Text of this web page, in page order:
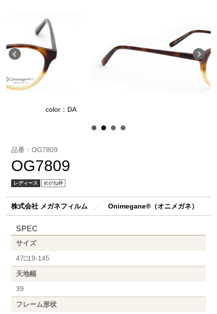
品番：OG7809
OG7809
レディース めがね枠
株式会社 メガネフィルム ／Onimegane®（オニメガネ）
SPEC
サイズ
47□19-145
天地幅
39
フレーム形状